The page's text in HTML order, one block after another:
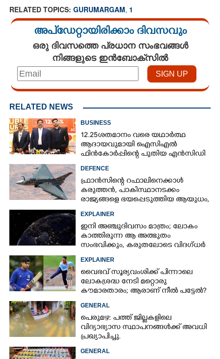
CONTACT US
RELATED TOPICS: GURUMARGAM, 1
അപ്ഡേറ്റായിരിക്കാം ദിവസവും
ഒരു ദിവസത്തെ പ്രധാന സംഭവങ്ങൾ
നിങ്ങളുടെ ഇൻബോക്സിൽ
RELATED NEWS
BUSINESS
12.25ശതമാനം വരെ യഥാർത്ഥ
ആദായവുമായി ഐസിഎൽ
ഫിൻകോർപ്പിന്റെ പുതിയ എൻസിഡി
ഇഷ്യു ആരംഭിക്കുന്നു
DEFENCE
ഫ്രാൻസിന്റെ റഫാലിനെക്കാൾ
കരുത്തൻ,​ പാകിസ്ഥാനടക്കം
രാജ്യങ്ങളെ ഭയപ്പെടുത്തിയ ആയുധം,​
ഇന്ത്യ നിർമ്മിച്ച എണ്ണം 100ലേക്ക്
EXPLAINER
ഇനി അഞ്ചുദിവസം മാത്രം; ലോകം
കാത്തിരുന്ന ആ അത്ഭുതം
സംഭവിക്കും, കരുതലോടെ വിദഗ്ധർ
EXPLAINER
വൈഭവ് സൂര്യവംശിക്ക് പിന്നാലെ
ലോകശ്രദ്ധ നേടി മറ്റൊരു
കൗമാരതാരം; ആരാണ് നീൽ പട്ടേൽ?
GENERAL
പെരുമഴ: പത്ത് ജില്ലകളിലെ
വിദ്യാഭ്യാസ സ്ഥാപനങ്ങൾക്ക് അവധി
പ്രഖ്യാപിച്ചു.
GENERAL